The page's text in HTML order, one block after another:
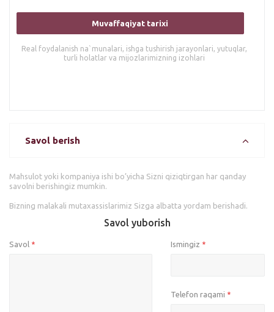
Muvaffaqiyat tarixi
Real foydalanish na`munalari, ishga tushirish jarayonlari, yutuqlar,
turli holatlar va mijozlarimizning izohlari
Savol berish
Mahsulot yoki kompaniya ishi bo’yicha Sizni qiziqtirgan har qanday
savolni berishingiz mumkin.
Bizning malakali mutaxassislarimiz Sizga albatta yordam berishadi.
Savol yuborish
Savol * Ismingiz *
Telefon raqami *